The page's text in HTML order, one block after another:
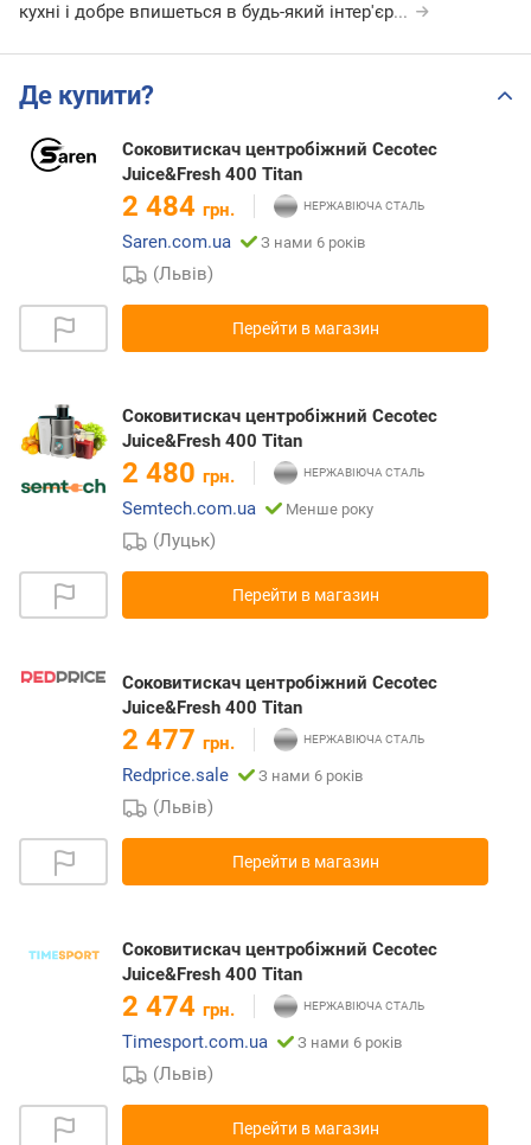
кухні і добре впишеться в будь-який інтер'єр...
Де купити?
Соковитискач центробіжний Cecotec
Juice&Fresh 400 Titan
2 484 грн.
Saren.com.ua
З нами 6 років
(Львів)
Перейти в магазин
Соковитискач центробіжний Cecotec
Juice&Fresh 400 Titan
2 480 грн.
Semtech.com.ua
Менше року
(Луцьк)
Перейти в магазин
Соковитискач центробіжний Cecotec
Juice&Fresh 400 Titan
2 477 грн.
Redprice.sale
З нами 6 років
(Львів)
Перейти в магазин
Соковитискач центробіжний Cecotec
Juice&Fresh 400 Titan
2 474 грн.
Timesport.com.ua
З нами 6 років
(Львів)
Перейти в магазин